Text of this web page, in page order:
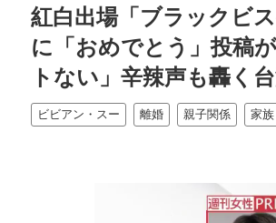
紅白出場「ブラックビ
に「おめでとう」投稿
トない」辛辣声も轟く
ビビアン・スー 離婚 親子関係 家族